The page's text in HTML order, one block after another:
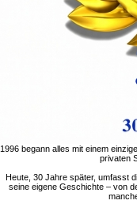
1996 begann alles mit einem
privaten
Heute, 30 Jahre später, umfasst
seine eigene Geschichte – von